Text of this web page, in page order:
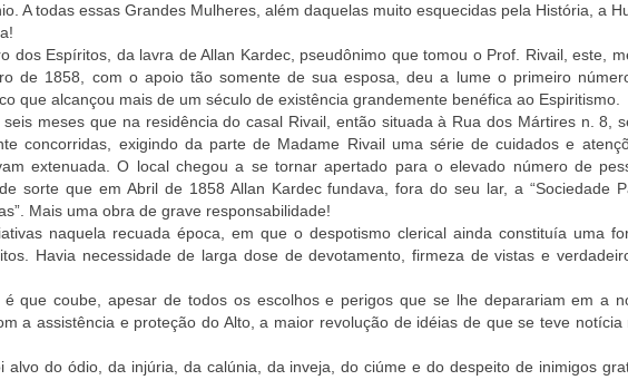
A todas essas Grandes Mulheres, além daquelas muito esquecidas pela História, a
dos Espíritos, da lavra de Allan Kardec, pseudônimo que tomou o Prof. Rivail, este,
de 1858, com o apoio tão somente de sua esposa, deu a lume o primeiro
que alcançou mais de um século de existência grandemente benéfica ao Espiritismo.
seis meses que na residência do casal Rivail, então situada à Rua dos Mártires n. 8,
concorridas, exigindo da parte de Madame Rivail uma série de cuidados e
extenuada. O local chegou a se tornar apertado para o elevado número de
sorte que em Abril de 1858 Allan Kardec fundava, fora do seu lar, a “Sociedade
Mais uma obra de grave responsabilidade!
naquela recuada época, em que o despotismo clerical ainda constituía uma
Havia necessidade de larga dose de devotamento, firmeza de vistas e
é que coube, apesar de todos os escolhos e perigos que se lhe deparariam em a
a assistência e proteção do Alto, a maior revolução de idéias de que se teve notícia
alvo do ódio, da injúria, da calúnia, da inveja, do ciúme e do despeito de inimigos